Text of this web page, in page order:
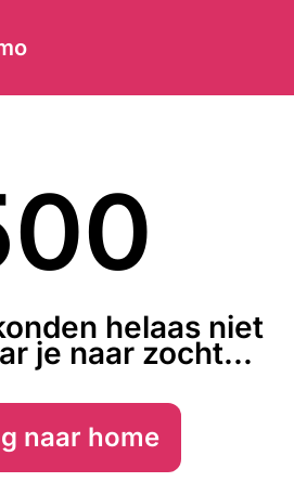
500
helaas niet
je naar zocht...
naar home